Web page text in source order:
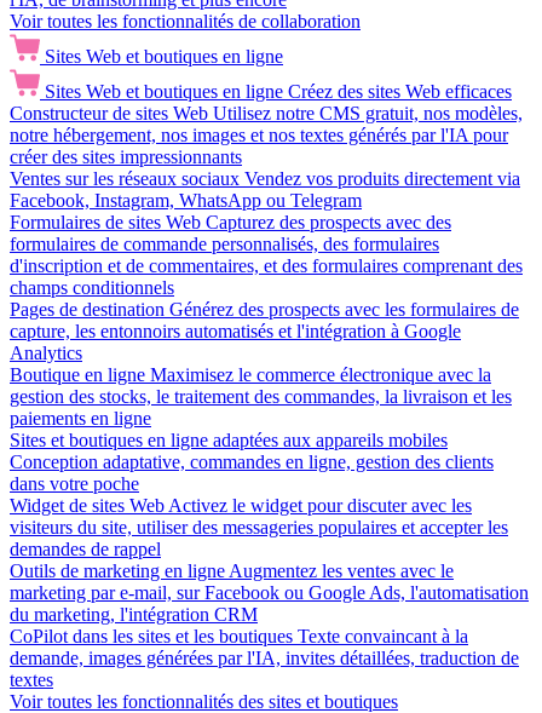
Voir toutes les fonctionnalités de collaboration
Sites Web et boutiques en ligne
Sites Web et boutiques en ligne Créez des sites Web efficaces
Constructeur de sites Web Utilisez notre CMS gratuit, nos modèles,
notre hébergement, nos images et nos textes générés par l'IA pour
créer des sites impressionnants
Ventes sur les réseaux sociaux Vendez vos produits directement via
Facebook, Instagram, WhatsApp ou Telegram
Formulaires de sites Web Capturez des prospects avec des
formulaires de commande personnalisés, des formulaires
d'inscription et de commentaires, et des formulaires comprenant des
champs conditionnels
Pages de destination Générez des prospects avec les formulaires de
capture, les entonnoirs automatisés et l'intégration à Google
Analytics
Boutique en ligne Maximisez le commerce électronique avec la
gestion des stocks, le traitement des commandes, la livraison et les
paiements en ligne
Sites et boutiques en ligne adaptées aux appareils mobiles
Conception adaptative, commandes en ligne, gestion des clients
dans votre poche
Widget de sites Web Activez le widget pour discuter avec les
visiteurs du site, utiliser des messageries populaires et accepter les
demandes de rappel
Outils de marketing en ligne Augmentez les ventes avec le
marketing par e-mail, sur Facebook ou Google Ads, l'automatisation
du marketing, l'intégration CRM
CoPilot dans les sites et les boutiques Texte convaincant à la
demande, images générées par l'IA, invites détaillées, traduction de
textes
Voir toutes les fonctionnalités des sites et boutiques